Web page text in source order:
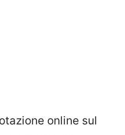
online sul